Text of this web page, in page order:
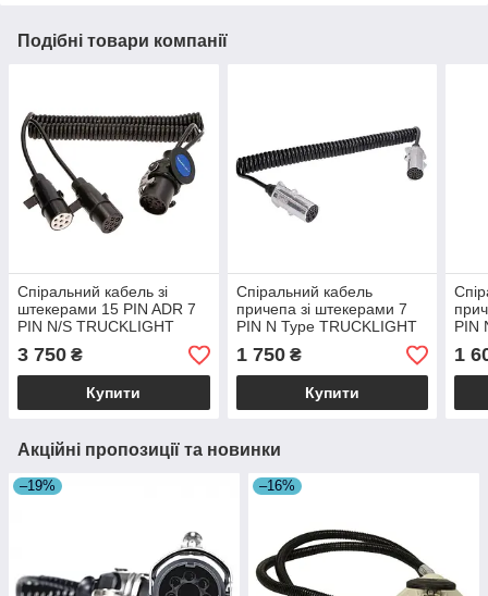
Подібні товари компанії
Спіральний кабель зі
штекерами 15 PIN ADR 7
PIN N/S TRUCKLIGHT
(ISO 1185 ISO 3731 ISO
12098) EURO6 пластик
3 750 ₴
Купити
Спіральний кабель
причепа зі штекерами 7
PIN N Type TRUCKLIGHT
(ISO 1185) 4,5 м метал
1 750₴
Купити
PIN
1
Акційні пропозиції та новинки
–19% –16%